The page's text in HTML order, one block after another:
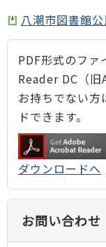
八潮市図書館
PDF形式のフ
Reader DC（旧
お持ちでない
ドできます。
ダウンロードへ
お問い合わせ